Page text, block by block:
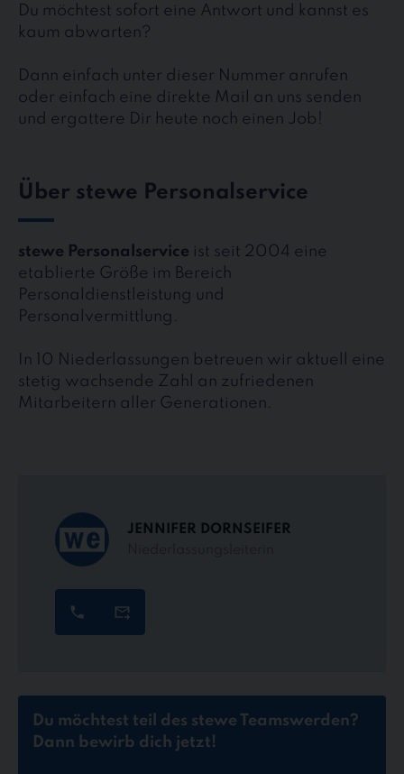
Du möchtest sofort eine Antwort und kannst es
kaum abwarten?
Dann einfach unter dieser Nummer anrufen
oder einfach eine direkte Mail an uns senden
und ergattere Dir heute noch einen Job!
Über stewe Personalservice
stewe Personalservice ist seit 2004 eine
etablierte Größe im Bereich
Personaldienstleistung und
Personalvermittlung.
In 10 Niederlassungen betreuen wir aktuell eine
stetig wachsende Zahl an zufriedenen
Mitarbeitern aller Generationen.
JENNIFER DORNSEIFER
Du möchtest teil des stewe Teamswerden?
Dann bewirb dich jetzt!